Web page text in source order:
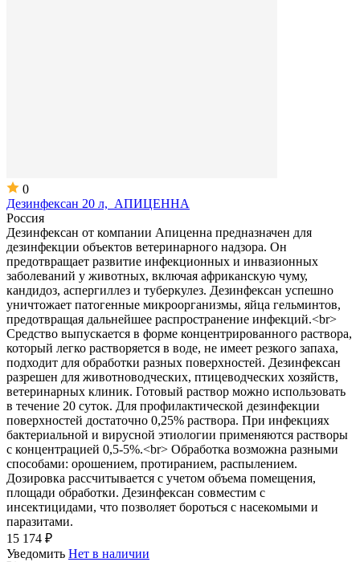
0
Дезинфексан 20 л, АПИЦЕННА
Россия
Дезинфексан от компании Апиценна предназначен для
дезинфекции объектов ветеринарного надзора. Он
предотвращает развитие инфекционных и инвазионных
заболеваний у животных, включая африканскую чуму,
кандидоз, аспергиллез и туберкулез. Дезинфексан успешно
уничтожает патогенные микроорганизмы, яйца гельминтов,
предотвращая дальнейшее распространение инфекций.<br>
Средство выпускается в форме концентрированного раствора,
который легко растворяется в воде, не имеет резкого запаха,
подходит для обработки разных поверхностей. Дезинфексан
разрешен для животноводческих, птицеводческих хозяйств,
ветеринарных клиник. Готовый раствор можно использовать
в течение 20 суток. Для профилактической дезинфекции
поверхностей достаточно 0,25% раствора. При инфекциях
бактериальной и вирусной этиологии применяются растворы
с концентрацией 0,5-5%.<br> Обработка возможна разными
способами: орошением, протиранием, распылением.
Дозировка рассчитывается с учетом объема помещения,
площади обработки. Дезинфексан совместим с
инсектицидами, что позволяет бороться с насекомыми и
паразитами.
15 174 ₽
Уведомить Нет в наличии